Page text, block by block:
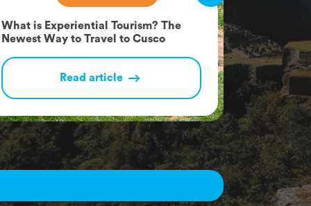
What is Experiential Tourism? The
Newest Way to Travel to Cusco
Read article
Wanted